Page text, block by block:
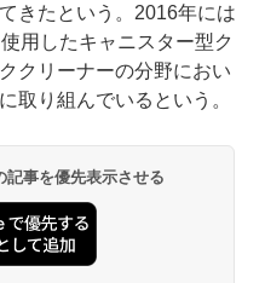
きたという。2016年には
用したキャニスター型ク
クリーナーの分野におい
取り組んでいるという。
事を優先表示させる